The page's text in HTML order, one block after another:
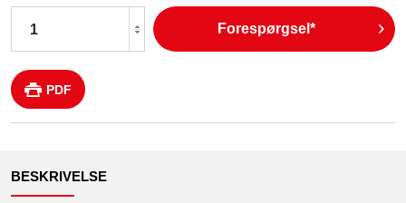
Forespørgsel*
PDF
BESKRIVELSE